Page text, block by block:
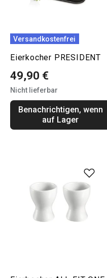
Versandkostenfrei
Eierkocher PRESIDENT
49,90 €
Nicht lieferbar
Benachrichtigen, wenn
auf Lager